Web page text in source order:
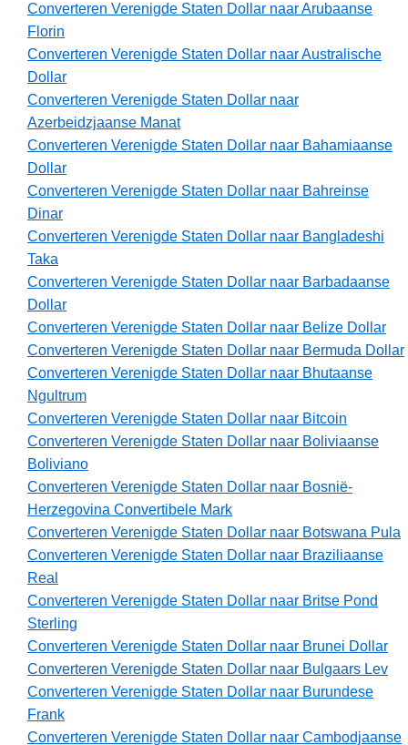
Converteren Verenigde Staten Dollar naar Arubaanse
Florin
Converteren Verenigde Staten Dollar naar Australische
Dollar
Converteren Verenigde Staten Dollar naar
Azerbeidzjaanse Manat
Converteren Verenigde Staten Dollar naar Bahamiaanse
Dollar
Converteren Verenigde Staten Dollar naar Bahreinse
Dinar
Converteren Verenigde Staten Dollar naar Bangladeshi
Taka
Converteren Verenigde Staten Dollar naar Barbadaanse
Dollar
Converteren Verenigde Staten Dollar naar Belize Dollar
Converteren Verenigde Staten Dollar naar Bermuda Dollar
Converteren Verenigde Staten Dollar naar Bhutaanse
Ngultrum
Converteren Verenigde Staten Dollar naar Bitcoin
Converteren Verenigde Staten Dollar naar Boliviaanse
Boliviano
Converteren Verenigde Staten Dollar naar Bosnië-
Herzegovina Convertibele Mark
Converteren Verenigde Staten Dollar naar Botswana Pula
Converteren Verenigde Staten Dollar naar Braziliaanse
Real
Converteren Verenigde Staten Dollar naar Britse Pond
Sterling
Converteren Verenigde Staten Dollar naar Brunei Dollar
Converteren Verenigde Staten Dollar naar Bulgaars Lev
Converteren Verenigde Staten Dollar naar Burundese
Frank
Converteren Verenigde Staten Dollar naar Cambodjaanse